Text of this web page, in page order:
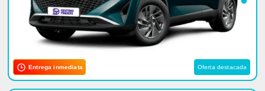
Entrega inmediata Oferta destacada